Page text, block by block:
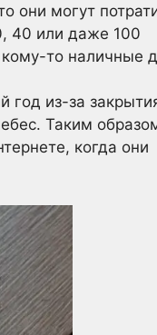
они могут
40 или даже 100
то наличные
год из-за
Таким
когда они